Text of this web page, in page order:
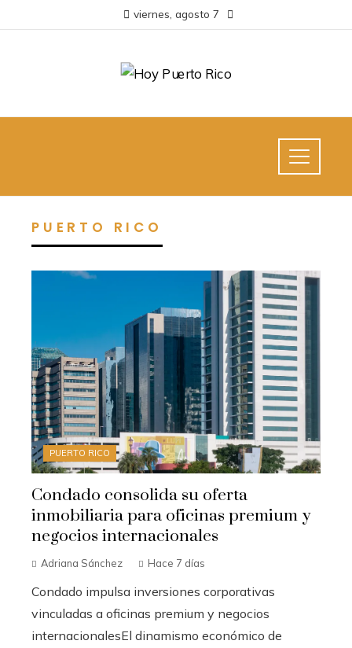
viernes, agosto 7
PUERTO RICO
PUERTO RICO
Condado consolida su oferta
inmobiliaria para oficinas premium y
negocios internacionales
Adriana Sánchez Hace 7 días
Condado impulsa inversiones corporativas
vinculadas a oficinas premium y negocios
internacionalesEl dinamismo económico de